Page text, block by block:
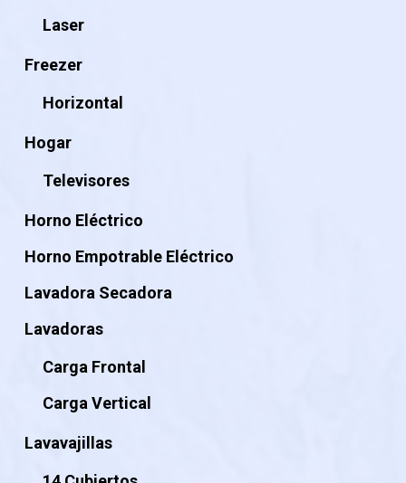
Laser
Freezer
Horizontal
Hogar
Televisores
Horno Eléctrico
Horno Empotrable Eléctrico
Lavadora Secadora
Lavadoras
Carga Frontal
Carga Vertical
Lavavajillas